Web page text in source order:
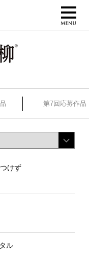
第7回応募作品
けず
ル